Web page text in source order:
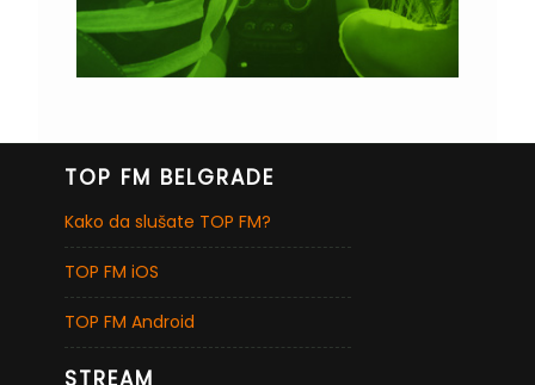
TOP FM BELGRADE
Kako da slušate TOP FM?
TOP FM iOS
TOP FM Android
STREAM